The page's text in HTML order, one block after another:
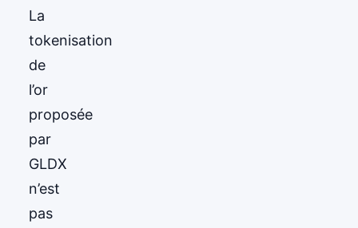
La
tokenisation
de
l’or
proposée
par
GLDX
n’est
pas